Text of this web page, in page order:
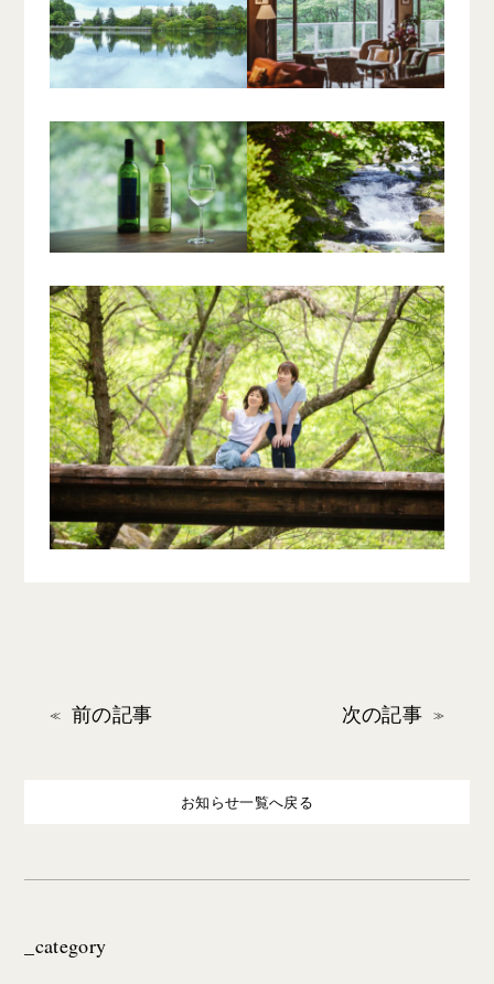
前の記事 次の記事
お知らせ一覧へ戻る
_category